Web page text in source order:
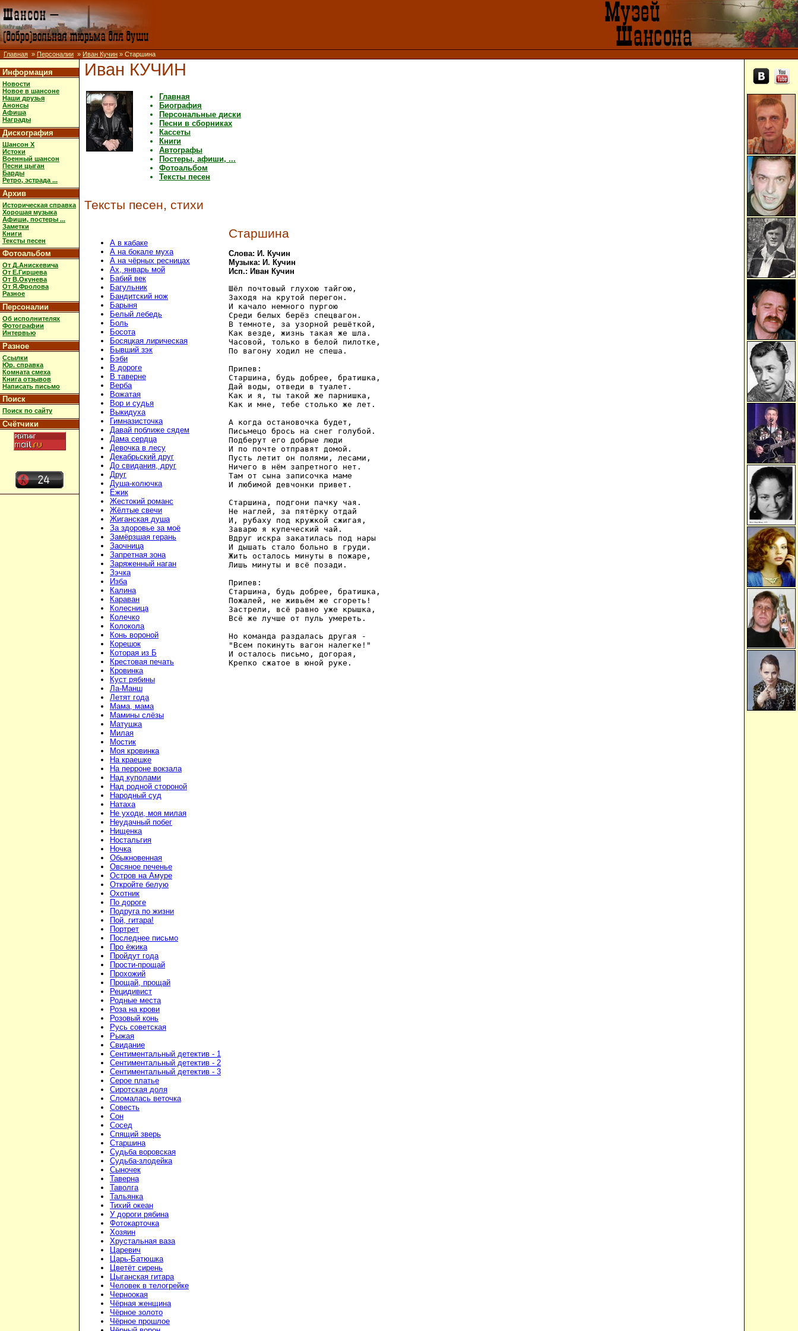
Главная » Персоналии » Иван Кучин » Старшина
Информация
Новости
Новое в шансоне
Наши друзья
Анонсы
Афиша
Награды
Дискография
Шансон X
Истоки
Военный шансон
Песни цыган
Барды
Ретро, эстрада ...
Архив
Историческая справка
Хорошая музыка
Афиши, постеры ...
Заметки
Книги
Тексты песен
Фотоальбом
От Д.Анискевича
От Е.Гиршева
От В.Окунева
От Я.Фролова
Разное
Персоналии
Об исполнителях
Фотографии
Интервью
Разное
Ссылки
Юр. справка
Комната смеха
Книга отзывов
Написать письмо
Поиск
Поиск по сайту
Счётчики
Иван КУЧИН
Главная
Биография
Персональные диски
Песни в сборниках
Кассеты
Книги
Автографы
Постеры, афиши, ...
Фотоальбом
Тексты песен
Тексты песен, стихи
А в кабаке
А на бокале муха
А на чёрных ресницах
Ах, январь мой
Бабий век
Багульник
Бандитский нож
Барыня
Белый лебедь
Боль
Босота
Босяцкая лирическая
Бывший зэк
Бэби
В дороге
В таверне
Верба
Вожатая
Вор и судья
Выкидуха
Гимназисточка
Давай поближе сядем
Дама сердца
Девочка в лесу
Декабрьский друг
До свидания, друг
Друг
Душа-колючка
Ёжик
Жестокий романс
Жёлтые свечи
Жиганская душа
За здоровье за моё
Замёрзшая герань
Заочница
Запретная зона
Заряженный наган
Зэчка
Изба
Калина
Караван
Колесница
Колечко
Колокола
Конь вороной
Корешок
Которая из Б
Крестовая печать
Кровинка
Куст рябины
Ла-Манш
Летят года
Мама, мама
Мамины слёзы
Матушка
Милая
Мостик
Моя кровинка
На краешке
На перроне вокзала
Над куполами
Над родной стороной
Народный суд
Натаха
Не уходи, моя милая
Неудачный побег
Нищенка
Ностальгия
Ночка
Обыкновенная
Овсяное печенье
Остров на Амуре
Откройте белую
Охотник
По дороге
Подруга по жизни
Пой, гитара!
Портрет
Последнее письмо
Про ёжика
Пройдут года
Прости-прощай
Прохожий
Прощай, прощай
Рецидивист
Родные места
Роза на крови
Розовый конь
Русь советская
Рыжая
Свидание
Сентиментальный детектив - 1
Сентиментальный детектив - 2
Сентиментальный детектив - 3
Серое платье
Сиротская доля
Сломалась веточка
Совесть
Сон
Сосед
Спящий зверь
Старшина
Судьба воровская
Судьба-злодейка
Сыночек
Таверна
Таволга
Тальянка
Тихий океан
У дороги рябина
Фотокарточка
Хозяин
Хрустальная ваза
Царевич
Царь-Батюшка
Цветёт сирень
Цыганская гитара
Человек в телогрейке
Черноокая
Чёрная женщина
Чёрное золото
Чёрное прошлое
Старшина
Слова: И. Кучин
Музыка: И. Кучин
Исп.: Иван Кучин
Шёл почтовый глухою тайгою,
Заходя на крутой перегон.
И качало немного пургою
Среди белых берёз спецвагон.
В темноте, за узорной решёткой,
Как везде, жизнь такая же шла.
Часовой, только в белой пилотке,
По вагону ходил не спеша.
Припев:
Старшина, будь добрее, братишка,
Дай воды, отведи в туалет.
Как и я, ты такой же парнишка,
Как и мне, тебе столько же лет.
А когда остановочка будет,
Письмецо брось на снег голубой.
Подберут его добрые люди
И по почте отправят домой.
Пусть летит он полями, лесами,
Ничего в нём запретного нет.
Там от сына записочка маме
И любимой девчонки привет.
Старшина, подгони пачку чая.
Не наглей, за пятёрку отдай
И, рубаху под кружкой сжигая,
Заварю я купеческий чай.
Вдруг искра закатилась под нары
И дышать стало больно в груди.
Жить осталось минуты в пожаре,
Лишь минуты и всё позади.
Припев:
Старшина, будь добрее, братишка,
Пожалей, не живьём же сгореть!
Застрели, всё равно уже крышка,
Всё же лучше от пуль умереть.
Но команда раздалась другая -
"Всем покинуть вагон налегке!"
И осталось письмо, догорая,